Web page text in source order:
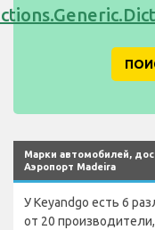
Марки автомобилей,
Аэропорт Madeira
У Keyandgo есть 6
от 20